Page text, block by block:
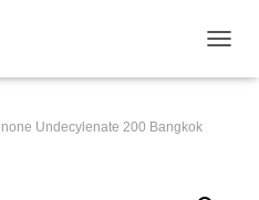
Undecylenate 200 Bangkok